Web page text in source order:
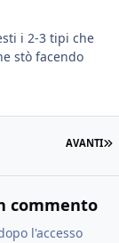
i 2-3 tipi che
stò facendo
AVANTI
commento
l'accesso